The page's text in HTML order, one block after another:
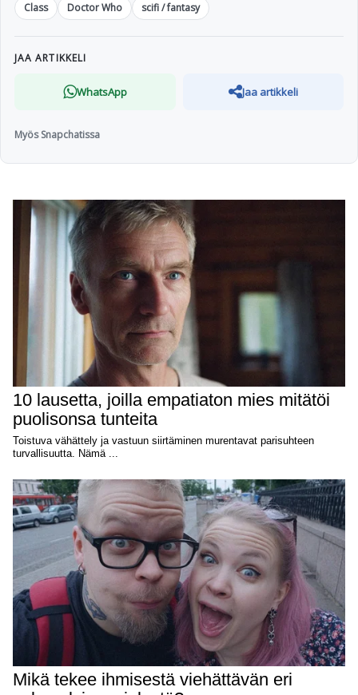
Class
Doctor Who scifi / fantasy
JAA ARTIKKELI
WhatsApp Jaa artikkeli
Myös Snapchatissa